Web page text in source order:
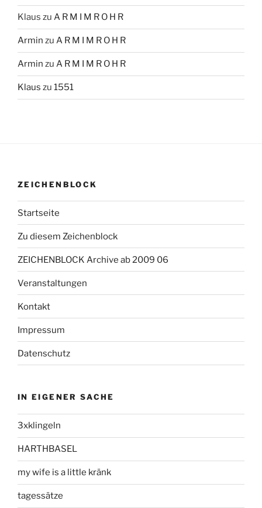
Klaus zu A R M I M R O H R
Armin zu A R M I M R O H R
Armin zu A R M I M R O H R
Klaus zu 1551
ZEICHENBLOCK
Startseite
Zu diesem Zeichenblock
ZEICHENBLOCK Archive ab 2009 06
Veranstaltungen
Kontakt
Impressum
Datenschutz
IN EIGENER SACHE
3xklingeln
HARTHBASEL
my wife is a little kränk
tagessätze